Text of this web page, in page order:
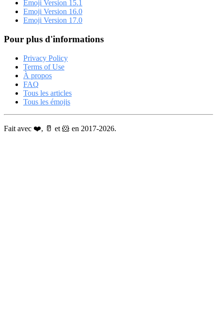
Emoji Version 15.1
Emoji Version 16.0
Emoji Version 17.0
Pour plus d'informations
Privacy Policy
Terms of Use
À propos
FAQ
Tous les articles
Tous les émojis
Fait avec ❤️, 🥛 et 🐹 en 2017-2026.